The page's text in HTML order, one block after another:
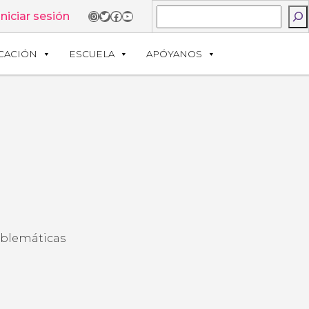
Buscar
Instagram
Twitter
Facebook
YouTube
sesión
ESCUELA APÓYANOS